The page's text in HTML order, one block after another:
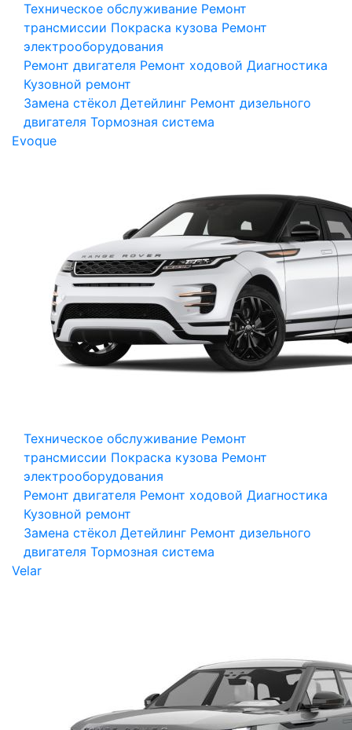
Техническое обслуживание Ремонт
трансмиссии Покраска кузова Ремонт
электрооборудования
Ремонт двигателя Ремонт ходовой Диагностика
Кузовной ремонт
Замена стёкол Детейлинг Ремонт дизельного
двигателя Тормозная система
Evoque
Техническое обслуживание Ремонт
трансмиссии Покраска кузова Ремонт
электрооборудования
Ремонт двигателя Ремонт ходовой Диагностика
Кузовной ремонт
Замена стёкол Детейлинг Ремонт дизельного
двигателя Тормозная система
Velar